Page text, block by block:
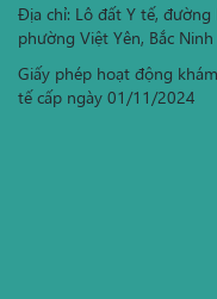
Địa chỉ: Lô đất Y tế, đường
phường Việt Yên, Bắc Ninh
Giấy phép hoạt động
tế cấp ngày 01/11/2024